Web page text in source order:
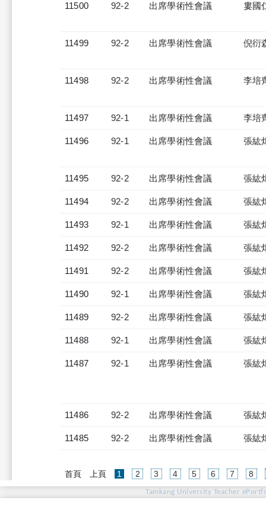
11500 92-2 出席學術性會議 婁國
11499 92-2 出席學術性會議 倪衍
11498 92-2 出席學術性會議 李培
11497 92-1 出席學術性會議 李培
11496 92-1 出席學術性會議 張紘
11495 92-2 出席學術性會議 張紘
11494 92-2 出席學術性會議 張紘
11493 92-1 出席學術性會議 張紘
11492 92-2 出席學術性會議 張紘
11491 92-2 出席學術性會議 張紘
11490 92-1 出席學術性會議 張紘
11489 92-2 出席學術性會議 張紘
11488 92-1 出席學術性會議 張紘
11487 92-1 出席學術性會議 張紘
11486 92-2 出席學術性會議 張紘
11485 92-2 出席學術性會議 張紘
首頁 上頁 1 (current)
2 3 4 5 6 7 8
Tamkang University Teacher